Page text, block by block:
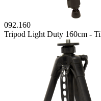
092.160
Tripod Light Duty 160cm -